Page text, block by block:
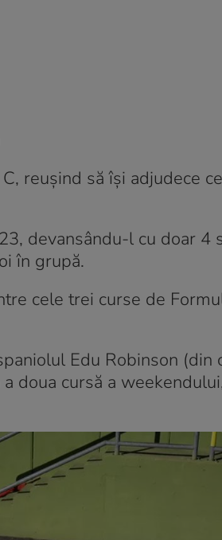
reușind să își adjudece
devansându-l cu doar 4
în grupă.
cele trei curse de
Edu Robinson (din
doua cursă a